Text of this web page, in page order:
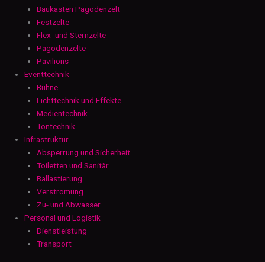
Baukasten Pagodenzelt
Festzelte
Flex- und Sternzelte
Pagodenzelte
Pavilions
Eventtechnik
Bühne
Lichttechnik und Effekte
Medientechnik
Tontechnik
Infrastruktur
Absperrung und Sicherheit
Toiletten und Sanitär
Ballastierung
Verstromung
Zu- und Abwasser
Personal und Logistik
Dienstleistung
Transport